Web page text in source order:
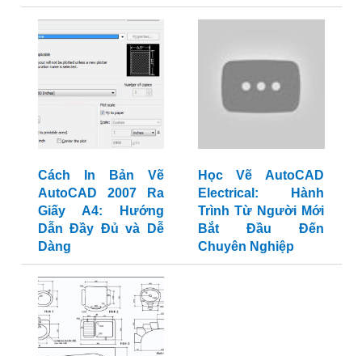
Cách In Bản Vẽ
AutoCAD 2007 Ra
Giấy A4: Hướng
Dẫn Đầy Đủ và Dễ
Dàng
Học Vẽ AutoCAD
Electrical: Hành
Trình Từ Người Mới
Bắt Đầu Đến
Chuyên Nghiệp